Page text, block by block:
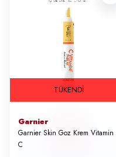
TÜKENDI
Garnier
Garnier Skin Goz Krem Vitamin
C